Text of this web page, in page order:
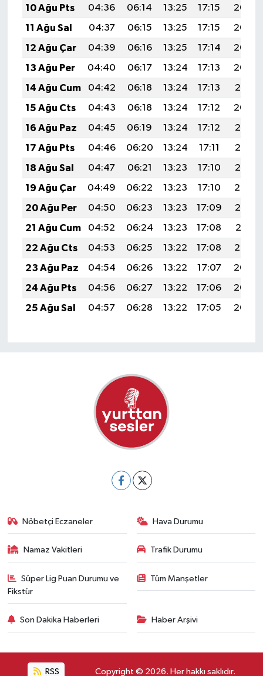
10 Ağu Pts
04:36 06:14 13:25 17:15
20:26
11 Ağu Sal
04:37 06:15 13:25 17:15
20:25
12 Ağu Çar
04:39 06:16 13:25 17:14
20:24
13 Ağu Per
04:40 06:17 13:24 17:13
20:22
14 Ağu Cum
04:42 06:18 13:24 17:13
20:21
15 Ağu Cts
04:43 06:18 13:24 17:12
20:20
16 Ağu Paz
04:45 06:19 13:24 17:12
20:18
17 Ağu Pts
04:46 06:20 13:24 17:11
20:17
18 Ağu Sal
04:47 06:21 13:23 17:10
20:15
19 Ağu Çar
04:49 06:22 13:23 17:10
20:14
20 Ağu Per
04:50 06:23 13:23 17:09
20:13
21 Ağu Cum
04:52 06:24 13:23 17:08
20:11
22 Ağu Cts
04:53 06:25 13:22 17:08
20:10
23 Ağu Paz
04:54 06:26 13:22 17:07
20:08
24 Ağu Pts
04:56 06:27 13:22 17:06
20:07
25 Ağu Sal
04:57 06:28 13:22 17:05 20:05
Nöbetçi Eczaneler Hava Durumu
Namaz Vakitleri Trafik Durumu
Süper Lig Puan Durumu ve
Fikstür
Tüm Manşetler
Son Dakika Haberleri Haber Arşivi
RSS Copyright © 2026. Her hakkı saklıdır.